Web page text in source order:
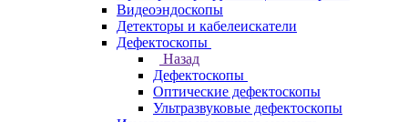
Видеоэндоскопы
Детекторы и кабелеискатели
Дефектоскопы
Назад
Дефектоскопы
Оптические дефектоскопы
Ультразвуковые дефектоскопы